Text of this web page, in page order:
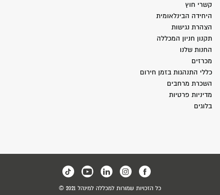
קשרי חוץ
היחידה הבינלאומית
הצהרת נגישות
תקנון חניון המכללה
החנות שלנו
מכרזים
כללי התנהגות בזמן חירום
השכרת מרחבים
מדיניות פרטיות
בלוגים
כל הזכויות שמורות למכללה למינהל 2021 ©